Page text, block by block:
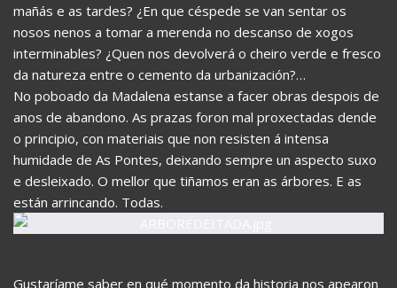
mañás e as tardes? ¿En que céspede se van sentar os
nosos nenos a tomar a merenda no descanso de xogos
interminables? ¿Quen nos devolverá o cheiro verde e fresco
da natureza entre o cemento da urbanización?…
No poboado da Madalena estanse a facer obras despois de
anos de abandono. As prazas foron mal proxectadas dende
o principio, con materiais que non resisten á intensa
humidade de As Pontes, deixando sempre un aspecto suxo
e desleixado. O mellor que tiñamos eran as árbores. E as
están arrincando. Todas.
Gustaríame saber en qué momento da historia nos apearon